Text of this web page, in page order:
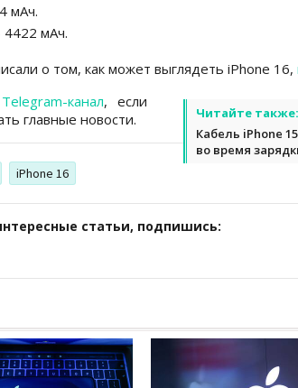
мАч.
4422 мАч.
о том, как может выглядеть iPhone 16,
Читайте также:
Кабель iPhone
во время
Telegram-канал, если
главные новости.
iPhone 16
статьи, подпишись: